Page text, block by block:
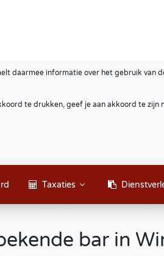
daarmee informatie over het gebruik van
te drukken, geef je aan akkoord te zijn
Taxaties
bar in